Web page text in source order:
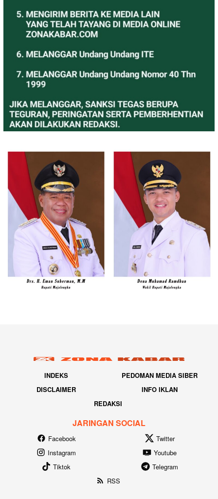
INDEKS
PEDOMAN MEDIA SIBER
DISCLAIMER
INFO IKLAN
REDAKSI
JARINGAN SOCIAL
Facebook
Twitter
Instagram
Youtube
Tiktok
Telegram
RSS